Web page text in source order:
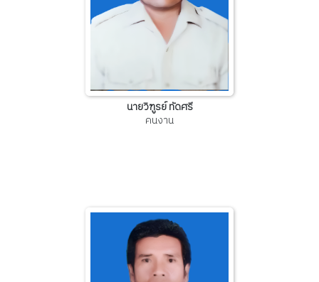
นายวิฑูรย์ ทัดศรี
คนงาน